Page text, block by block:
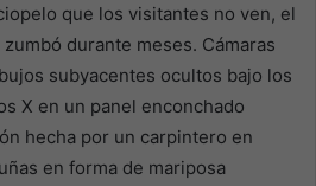
que los visitantes no ven, el
durante meses. Cámaras
subyacentes ocultos bajo los
X en un panel enconchado
hecha por un carpintero en
en forma de mariposa